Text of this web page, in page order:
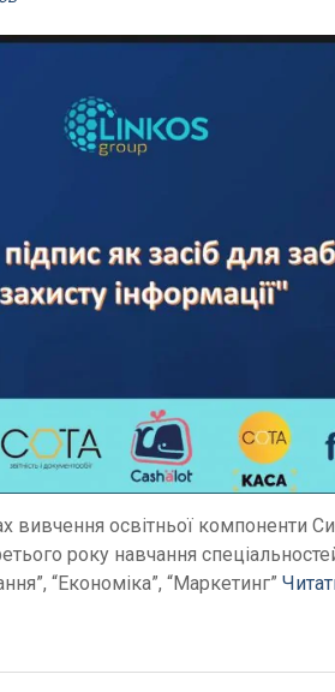
вивчення освітньої компоненти
року навчання
“Економіка”, “Маркетинг”